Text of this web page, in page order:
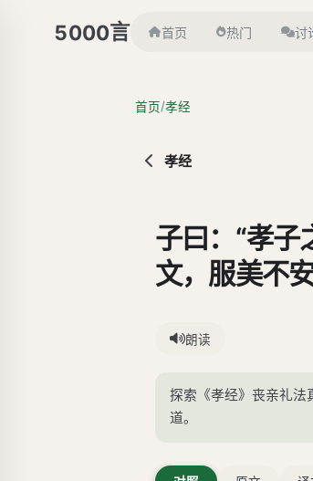
5000言 首页 热门 讨
首页/孝经
孝经
子曰：“孝子
文，服美不
人之政也。
衾而举之，
之；卜其宅
朗读
探索《孝经》丧亲礼法
道。